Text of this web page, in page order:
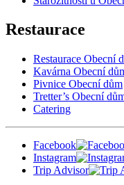
Restaurace
Restaurace Obecní
Kavárna Obecní
Pivnice Obecní dům
Tretter’s Obecní
Catering
Facebook
Instagram
Trip Advisor